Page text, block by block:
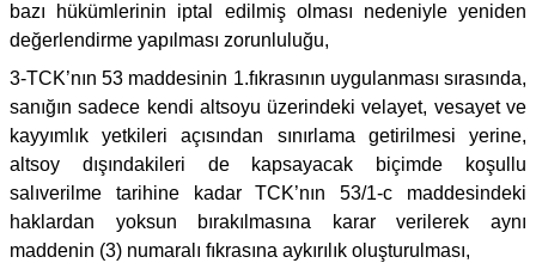
bazı hükümlerinin iptal edilmiş olması nedeniyle yeniden
değerlendirme yapılması zorunluluğu,
3-TCK’nın 53 maddesinin 1.fıkrasının uygulanması sırasında,
sanığın sadece kendi altsoyu üzerindeki velayet, vesayet ve
kayyımlık yetkileri açısından sınırlama getirilmesi yerine,
altsoy dışındakileri de kapsayacak biçimde koşullu
salıverilme tarihine kadar TCK’nın 53/1-c maddesindeki
haklardan yoksun bırakılmasına karar verilerek aynı
maddenin (3) numaralı fıkrasına aykırılık oluşturulması,